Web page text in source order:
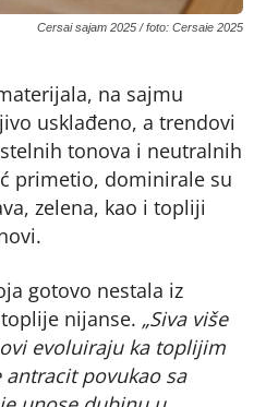
Cersai sajam 2025 / foto: Cersaie 2025
na sajmu
usklađeno, a trendovi
tonova i neutralnih
primetio, dominirale su
zelena, kao i topliji
gotovo nestala iz
nijanse. „Siva više
evoluiraju ka toplijim
povukao sa